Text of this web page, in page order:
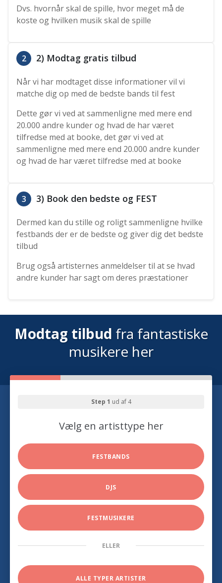
Dvs. hvornår skal de spille, hvor meget må de
koste og hvilken musik skal de spille
2 2) Modtag gratis tilbud
Når vi har modtaget disse informationer vil vi
matche dig op med de bedste bands til fest
Dette gør vi ved at sammenligne med mere end
20.000 andre kunder og hvad de har været
tilfredse med at booke, det gør vi ved at
sammenligne med mere end 20.000 andre kunder
og hvad de har været tilfredse med at booke
3 3) Book den bedste og FEST
Dermed kan du stille og roligt sammenligne hvilke
festbands der er de bedste og giver dig det bedste
tilbud
Brug også artisternes anmeldelser til at se hvad
andre kunder har sagt om deres præstationer
Modtag tilbud fra fantastiske
musikere her
Step 1 ud af 4
Vælg en artisttype her
FESTBANDS
DJS
FESTMUSIKERE
ELLER
ALLE TYPER ARTISTER